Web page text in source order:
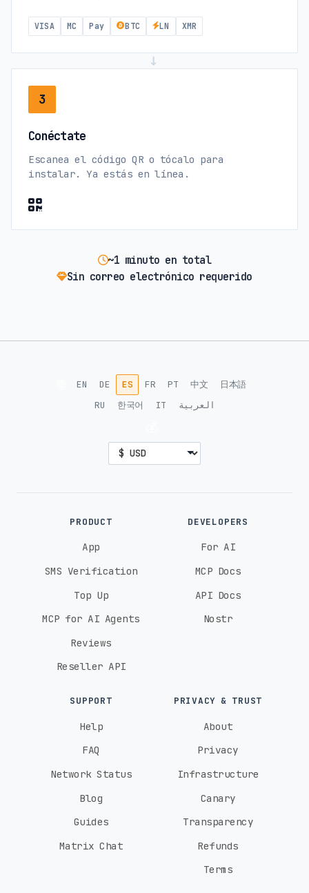
VISA MC Pay BTC LN XMR
→
3
Conéctate
Escanea el código QR o tócalo para
instalar. Ya estás en línea.
~1 minuto en total
Sin correo electrónico requerido
EN DE ES FR PT 中文
日本語
RU
한국어 IT العربية
PRODUCT
App
SMS Verification
Top Up
MCP for AI Agents
Reviews
Reseller API
DEVELOPERS
For AI
MCP Docs
API Docs
Nostr
SUPPORT
Help
FAQ
Network Status
Blog
Guides
Matrix Chat
PRIVACY & TRUST
About
Privacy
Infrastructure
Canary
Transparency
Refunds
Terms